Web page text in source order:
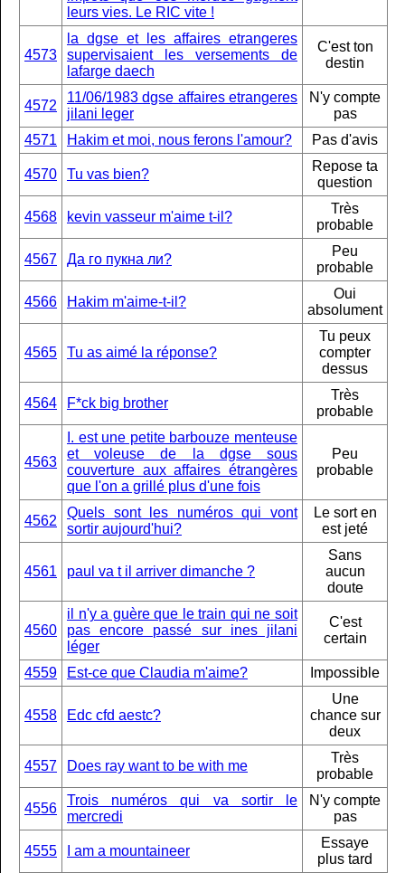
leurs vies. Le RIC vite !
4573
la dgse et les affaires etrangeres
supervisaient les versements de
lafarge daech
C'est ton
destin
4572
11/06/1983 dgse affaires etrangeres
jilani leger
N'y compte
pas
4571
Hakim et moi, nous ferons l'amour? Pas d'avis
4570 Tu vas bien?
Repose ta
question
4568 kevin vasseur m'aime t-il?
Très
probable
4567 Да го пукна ли?
Peu
probable
4566 Hakim m'aime-t-il?
Oui
absolument
4565 Tu as aimé la réponse?
Tu peux
compter
dessus
4564 F*ck big brother
Très
probable
4563
I. est une petite barbouze menteuse
et voleuse de la dgse sous
couverture aux affaires étrangères
que l'on a grillé plus d'une fois
Peu
probable
4562
Quels sont les numéros qui vont
sortir aujourd'hui?
Le sort en
est jeté
4561 paul va t il arriver dimanche ?
Sans
aucun
doute
4560
il n'y a guère que le train qui ne soit
pas encore passé sur ines jilani
léger
C'est
certain
4559 Est-ce que Claudia m'aime? Impossible
4558 Edc cfd aestc?
Une
chance sur
deux
4557 Does ray want to be with me
Très
probable
4556
Trois numéros qui va sortir le
mercredi
N'y compte
pas
4555 I am a mountaineer
Essaye
plus tard